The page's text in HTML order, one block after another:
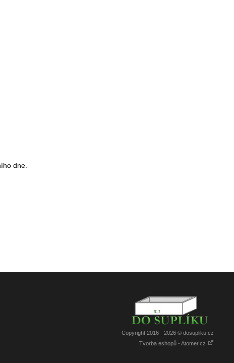
dne.
Copyright 2016 - 2026 © dosupliku.cz
Tvorba eshopů - Atomer.cz